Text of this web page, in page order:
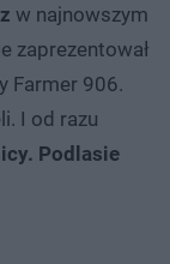
w najnowszym
zaprezentował
Farmer 906.
I od razu
Podlasie